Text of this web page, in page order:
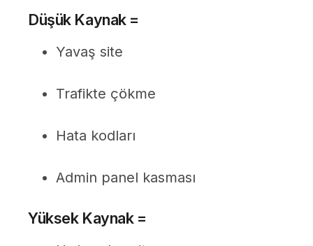
Düşük Kaynak =
Yavaş site
Trafikte çökme
Hata kodları
Admin panel kasması
Yüksek Kaynak =